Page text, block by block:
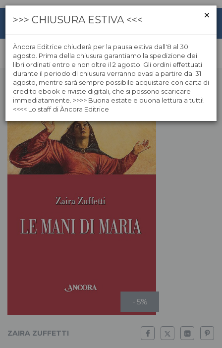
- 5%
ZAIRA ZUFFETTI
>>> CHIUSURA ESTIVA <<<
Àncora Editrice chiuderà per la pausa estiva dall'8 al 30
agosto. Prima della chiusura garantiamo la spedizione dei
libri ordinati entro e non oltre il 2 agosto. Gli ordini effettuati
durante il periodo di chiusura verranno evasi a partire dal 31
agosto, mentre sarà sempre possibile acquistare con carta di
credito ebook e riviste digitali, che si possono scaricare
immediatamente. >>>> Buona estate e buona lettura a tutti!
<<<< Lo staff di Àncora Editrice